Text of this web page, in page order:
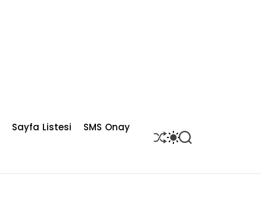
Sayfa Listesi
SMS Onay
S
H
S
W
S
E